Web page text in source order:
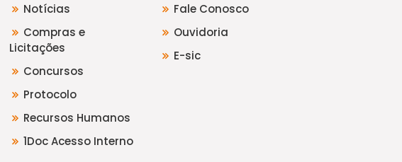
Notícias
Compras e
Licitações
Concursos
Protocolo
Recursos Humanos
1Doc Acesso Interno
Fale Conosco
Ouvidoria
E-sic